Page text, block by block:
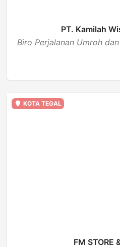
PT. Kamilah
Biro Perjalanan Umroh
KOTA TEGAL
FM STORE